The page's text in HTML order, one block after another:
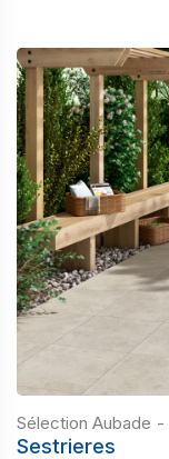
Sélection Aubade -
Sestrieres